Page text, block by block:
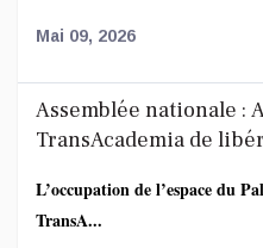
Mai 09, 2026
Assemblée nationale :
TransAcademia de
L’occupation de l’espace du
TransA...